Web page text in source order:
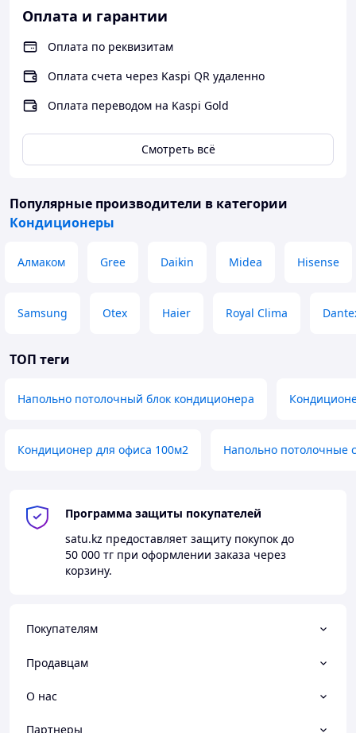
Макс. уровень шума
внешнего блока
блока
43 дБ
Управление
беспроводное
приложения по Wi-Fi
Wi-Fi модуля
Таймер на отключение
Да
Регулировка температуры
Регулировка температуры
Точность установки
1,0 °С
Производительность
производительность
2000 м3/час
производительность
охлаждения
Номинальная
Оплата и гарантии
Оплата по реквизитам
Оплата счета через Kaspi QR удаленно
Оплата переводом на Kaspi Gold
Смотреть всё
Популярные производители в категории
Кондиционеры
Алмаком Gree Daikin Midea Hisense
Samsung Otex Haier Royal Clima
ТОП теги
Напольно потолочный блок кондиционера
Кондиционер для офиса 100м2 Напольно потолочные
Программа защиты покупателей
satu.kz предоставляет защиту покупок до
50 000 тг при оформлении заказа через
корзину.
Покупателям
Продавцам
О нас
Партнеры